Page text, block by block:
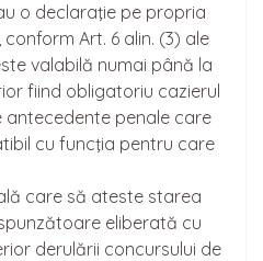
o declaraţie pe propria
Art. 6 alin. (3) ale
valabilă numai până la
fiind obligatoriu cazierul
antecedente penale care
cu funcţia pentru care
care să ateste starea
eliberată cu
derulării concursului de